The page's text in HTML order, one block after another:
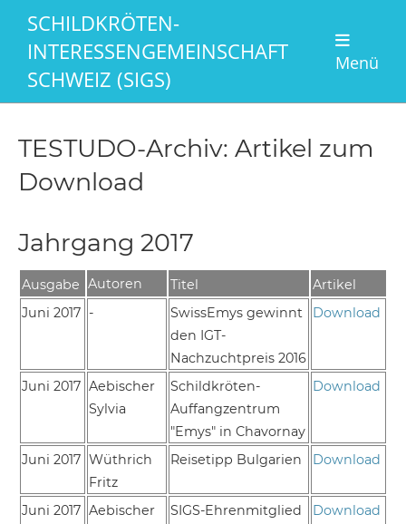
SCHILDKRÖTEN-
INTERESSENGEMEINSCHAFT
SCHWEIZ (SIGS)
Menü
TESTUDO-Archiv: Artikel zum
Download
Jahrgang 2017
Ausgabe Autoren Titel
Artikel
Juni 2017 -
SwissEmys gewinnt
den IGT-
Nachzuchtpreis 2016
Download
Juni 2017 Aebischer
Sylvia
Schildkröten-
Auffangzentrum
"Emys" in Chavornay
Download
Juni 2017 Wüthrich
Fritz
Reisetipp Bulgarien Download
Juni 2017 Aebischer
SIGS-Ehrenmitglied
Download